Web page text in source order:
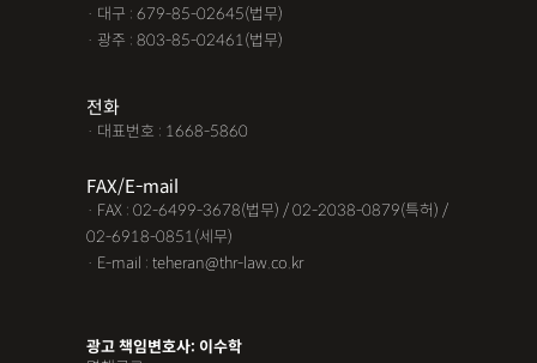
· 대구 : 679-85-02645(법무)
· 광주 : 803-85-02461(법무)
전화
· 대표번호 : 1668-5860
FAX/E-mail
· FAX : 02-6499-3678(법무) / 02-2038-0879(특허) /
02-6918-0851(세무)
· E-mail : teheran@thr-law.co.kr
광고 책임변호사: 이수학